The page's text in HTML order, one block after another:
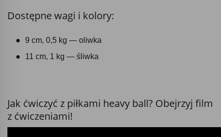
Dostępne wagi i kolory:
9 cm, 0,5 kg — oliwka
11 cm, 1 kg — śliwka
Jak ćwiczyć z piłkami heavy ball? Obejrzyj film
z ćwiczeniami!